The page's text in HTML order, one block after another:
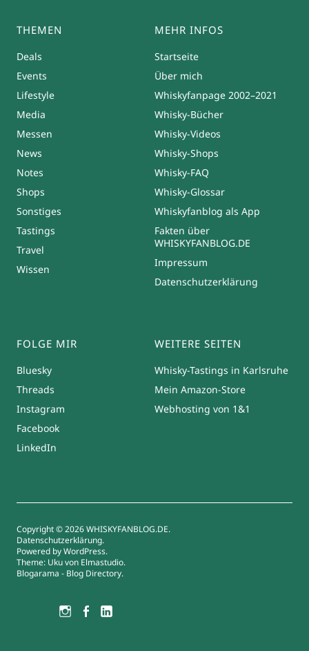
THEMEN
Deals
Events
Lifestyle
Media
Messen
News
Notes
Shops
Sonstiges
Tastings
Travel
Wissen
MEHR INFOS
Startseite
Über mich
Whiskyfanpage 2002–2021
Whisky-Bücher
Whisky-Videos
Whisky-Shops
Whisky-FAQ
Whisky-Glossar
Whiskyfanblog als App
Fakten über
WHISKYFANBLOG.DE
Impressum
Datenschutzerklärung
FOLGE MIR
Bluesky
Threads
Instagram
Facebook
LinkedIn
WEITERE SEITEN
Whisky-Tastings in Karlsruhe
Mein Amazon-Store
Webhosting von 1&1
Copyright © 2026 WHISKYFANBLOG.DE
Datenschutzerklärung
Powered byWordPress
Theme: Uku von Elmastudio
Blogarama - Blog Directory